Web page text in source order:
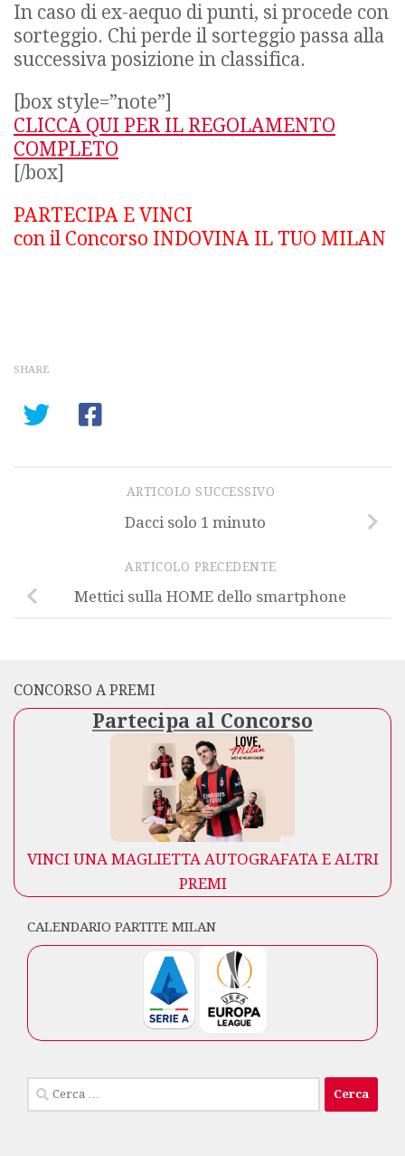
In caso di ex-aequo di punti, si procede con
sorteggio. Chi perde il sorteggio passa alla
successiva posizione in classifica.
[box style=”note”]
CLICCA QUI PER IL REGOLAMENTO
COMPLETO
[/box]
PARTECIPA E VINCI
con il Concorso INDOVINA IL TUO MILAN
SHARE
ARTICOLO SUCCESSIVO
Dacci solo 1 minuto
ARTICOLO PRECEDENTE
Mettici sulla HOME dello smartphone
CONCORSO A PREMI
Partecipa al Concorso
VINCI UNA MAGLIETTA AUTOGRAFATA E ALTRI
PREMI
CALENDARIO PARTITE MILAN
Ricerca
per: